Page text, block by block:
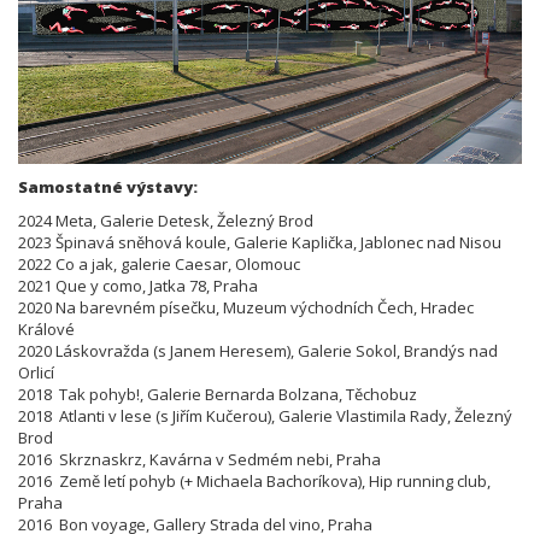
Samostatné výstavy:
2024 Meta, Galerie Detesk, Železný Brod
2023 Špinavá sněhová koule, Galerie Kaplička, Jablonec nad Nisou
2022 Co a jak, galerie Caesar, Olomouc
2021 Que y como, Jatka 78, Praha
2020 Na barevném písečku, Muzeum východních Čech, Hradec
Králové
2020 Láskovražda (s Janem Heresem), Galerie Sokol, Brandýs nad
Orlicí
2018 Tak pohyb!, Galerie Bernarda Bolzana, Těchobuz
2018 Atlanti v lese (s Jiřím Kučerou), Galerie Vlastimila Rady, Železný
Brod
2016 Skrznaskrz, Kavárna v Sedmém nebi, Praha
2016 Země letí pohyb (+ Michaela Bachoríkova), Hip running club,
Praha
2016 Bon voyage, Gallery Strada del vino, Praha